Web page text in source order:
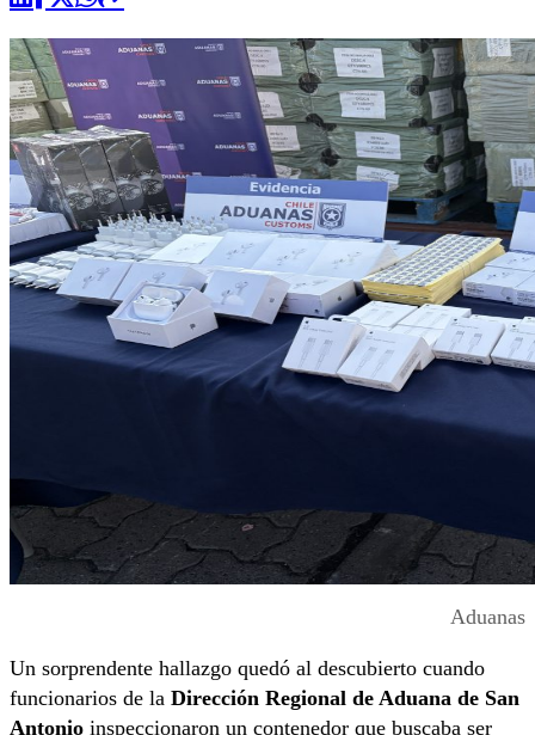
Aduanas
Un sorprendente hallazgo quedó al descubierto cuando
funcionarios de la Dirección Regional de Aduana de San
Antonio inspeccionaron un contenedor que buscaba ser